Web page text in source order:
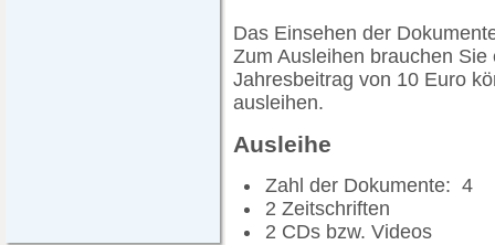
Das Einsehen der
Zum Ausleihen brauchen
Jahresbeitrag von 10 Euro
ausleihen.
Ausleihe
Zahl der Dokumente: 4
2 Zeitschriften
2 CDs bzw. Videos